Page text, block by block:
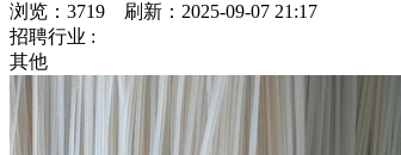
浏览：3719 刷新：2025-09-07 21:17
招聘行业 :
其他